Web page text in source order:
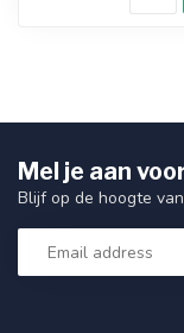
Mel je aan
Blijf op de hoogte